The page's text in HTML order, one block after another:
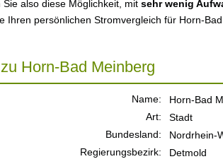
also diese Möglichkeit, mit sehr wenig
Ihren persönlichen Stromvergleich für Horn-Bad
Horn-Bad Meinberg
Name:
Horn-Bad
Art:
Stadt
Bundesland:
Nordrhein-
Regierungsbezirk:
Detmold